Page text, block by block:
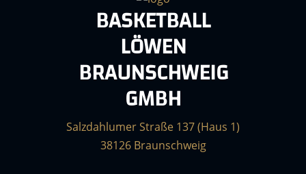
BASKETBALL
LÖWEN
BRAUNSCHWEIG
GMBH
Salzdahlumer Straße 137 (Haus 1)
38126 Braunschweig